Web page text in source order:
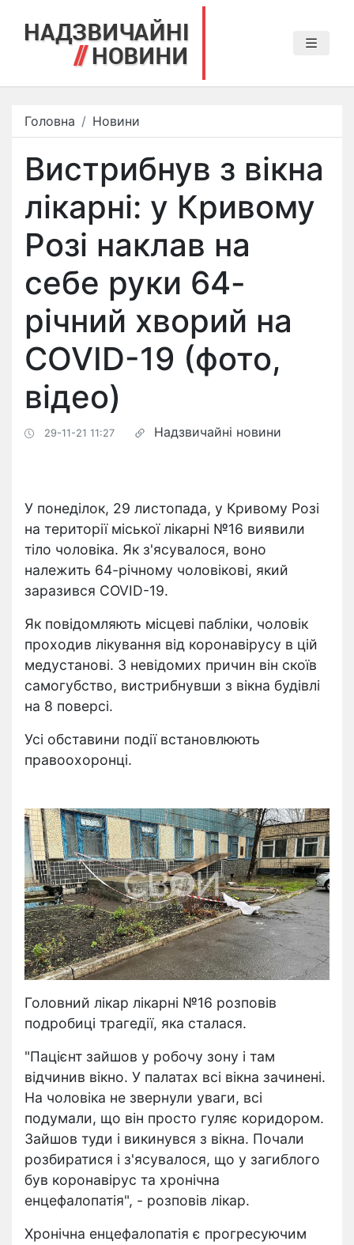
Головна Новини
Вистрибнув з вікна
лікарні: у Кривому
Розі наклав на
себе руки 64-
річний хворий на
COVID-19 (фото,
відео)
29-11-21 11:27 Надзвичайні новини
У понеділок, 29 листопада, у Кривому Розі
на території міської лікарні №16 виявили
тіло чоловіка. Як з'ясувалося, воно
належить 64-річному чоловікові, який
заразився COVID-19.
Як повідомляють місцеві пабліки, чоловік
проходив лікування від коронавірусу в цій
медустанові. З невідомих причин він скоїв
самогубство, вистрибнувши з вікна будівлі
на 8 поверсі.
Усі обставини події встановлюють
правоохоронці.
Головний лікар лікарні №16 розповів
подробиці трагедії, яка сталася.
"Пацієнт зайшов у робочу зону і там
відчинив вікно. У палатах всі вікна зачинені.
На чоловіка не звернули уваги, всі
подумали, що він просто гуляє коридором.
Зайшов туди і викинувся з вікна. Почали
розбиратися і з'ясувалося, що у загиблого
був коронавірус та хронічна
енцефалопатія", - розповів лікар.
Хронічна енцефалопатія є прогресуючим